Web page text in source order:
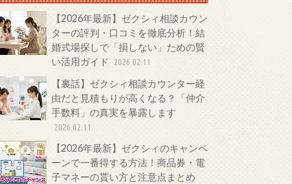
【2026年最新】ゼクシィ相談カウン
ターの評判・口コミを徹底分析！結
婚式場探しで「損しない」ための賢
い活用ガイド
2026.02.11
【裏話】ゼクシィ相談カウンター経
由だと見積もりが高くなる？「仲介
手数料」の真実を暴露します
2026.02.11
【2026年最新】ゼクシィのキャンペ
ーンで一番得する方法！商品券・電
子マネーの貰い方と注意点まとめ